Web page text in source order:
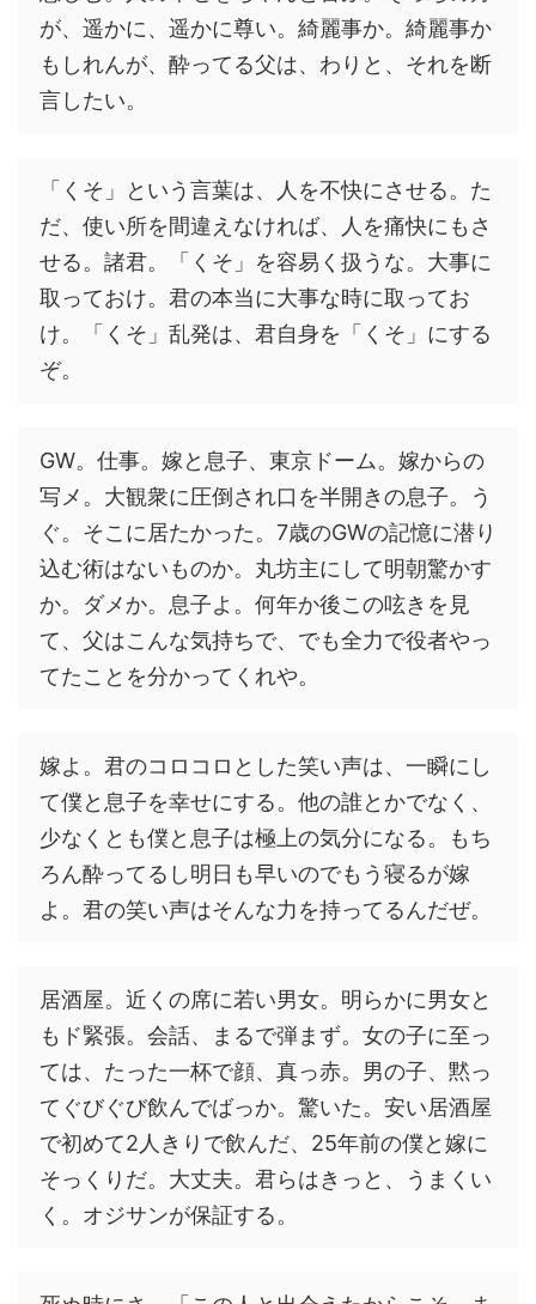
が、遥かに、遥かに尊い。綺麗事か。綺麗事か
もしれんが、酔ってる父は、わりと、それを断
言したい。
「くそ」という言葉は、人を不快にさせる。た
だ、使い所を間違えなければ、人を痛快にもさ
せる。諸君。「くそ」を容易く扱うな。大事に
取っておけ。君の本当に大事な時に取ってお
け。「くそ」乱発は、君自身を「くそ」にする
ぞ。
GW。仕事。嫁と息子、東京ドーム。嫁からの
写メ。大観衆に圧倒され口を半開きの息子。う
ぐ。そこに居たかった。7歳のGWの記憶に潜り
込む術はないものか。丸坊主にして明朝驚かす
か。ダメか。息子よ。何年か後この呟きを見
て、父はこんな気持ちで、でも全力で役者やっ
てたことを分かってくれや。
嫁よ。君のコロコロとした笑い声は、一瞬にし
て僕と息子を幸せにする。他の誰とかでなく、
少なくとも僕と息子は極上の気分になる。もち
ろん酔ってるし明日も早いのでもう寝るが嫁
よ。君の笑い声はそんな力を持ってるんだぜ。
居酒屋。近くの席に若い男女。明らかに男女と
もド緊張。会話、まるで弾まず。女の子に至っ
ては、たった一杯で顔、真っ赤。男の子、黙っ
てぐびぐび飲んでばっか。驚いた。安い居酒屋
で初めて2人きりで飲んだ、25年前の僕と嫁に
そっくりだ。大丈夫。君らはきっと、うまくい
く。オジサンが保証する。